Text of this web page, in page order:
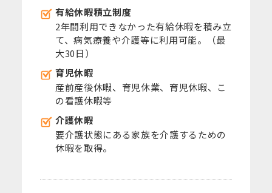
有給休暇積立制度
2年間利用できなかった有給休暇を積み立
て、病気療養や介護等に利用可能。（最
大30日）
育児休暇
産前産後休暇、育児休業、育児休暇、こ
の看護休暇等
介護休暇
要介護状態にある家族を介護するための
休暇を取得。